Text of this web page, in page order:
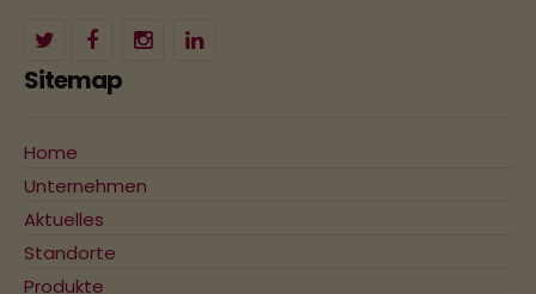
Sitemap
Home
Unternehmen
Aktuelles
Standorte
Produkte